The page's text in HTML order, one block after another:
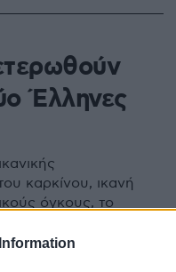
Έλληνες
καρκίνου, ικανή
όγκους, το
τα δεδομένα και